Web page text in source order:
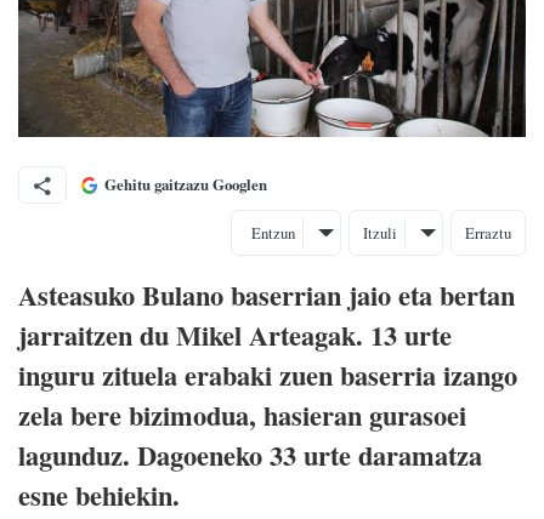
Gehitu gaitzazu Googlen
Entzun Itzuli Erraztu
Asteasuko Bulano baserrian jaio eta bertan
jarraitzen du Mikel Arteagak. 13 urte
inguru zituela erabaki zuen baserria izango
zela bere bizimodua, hasieran gurasoei
lagunduz. Dagoeneko 33 urte daramatza
esne behiekin.